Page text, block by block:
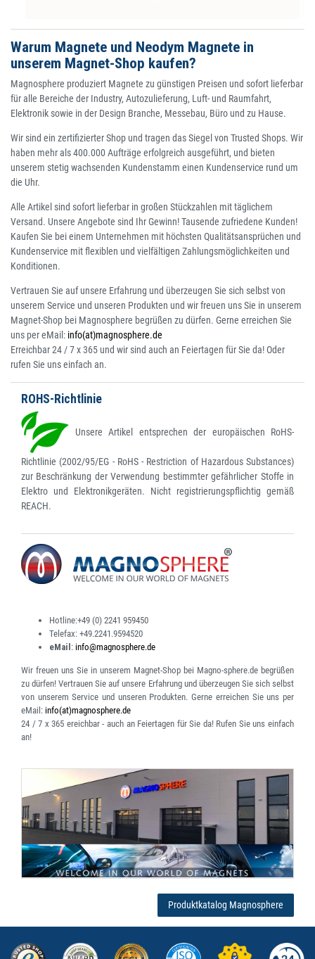
Warum Magnete und Neodym Magnete in
unserem Magnet-Shop kaufen?
Magnosphere produziert Magnete zu günstigen Preisen und sofort lieferbar
für alle Bereiche der Industry, Autozulieferung, Luft- und Raumfahrt,
Elektronik sowie in der Design Branche, Messebau, Büro und zu Hause.
Wir sind ein zertifizierter Shop und tragen das Siegel von Trusted Shops. Wir
haben mehr als 400.000 Aufträge erfolgreich ausgeführt, und bieten
unserem stetig wachsenden Kundenstamm einen Kundenservice rund um
die Uhr.
Alle Artikel sind sofort lieferbar in großen Stückzahlen mit täglichem
Versand. Unsere Angebote sind Ihr Gewinn! Tausende zufriedene Kunden!
Kaufen Sie bei einem Unternehmen mit höchsten Qualitätsansprüchen und
Kundenservice mit flexiblen und vielfältigen Zahlungsmöglichkeiten und
Konditionen.
Vertrauen Sie auf unsere Erfahrung und überzeugen Sie sich selbst von
unserem Service und unseren Produkten und wir freuen uns Sie in unserem
Magnet-Shop bei Magnosphere begrüßen zu dürfen. Gerne erreichen Sie
uns per eMail: info(at)magnosphere.de
Erreichbar 24 / 7 x 365 und wir sind auch an Feiertagen für Sie da! Oder
rufen Sie uns einfach an.
ROHS-Richtlinie
Unsere Artikel entsprechen der europäischen RoHS-
Richtlinie (2002/95/EG - RoHS - Restriction of Hazardous Substances)
zur Beschränkung der Verwendung bestimmter gefährlicher Stoffe in
Elektro und Elektronikgeräten. Nicht registrierungspflichtig gemäß
REACH.
Hotline:+49 (0) 2241 959450
Telefax: +49.2241.9594520
eMail : info@magnosphere.de
Wir freuen uns Sie in unserem Magnet-Shop bei Magno-sphere.de begrüßen
zu dürfen! Vertrauen Sie auf unsere Erfahrung und überzeugen Sie sich selbst
von unserem Service und unseren Produkten. Gerne erreichen Sie uns per
eMail: info(at)magnosphere.de
24 / 7 x 365 ereichbar- auch an Feiertagen für Sie da! Rufen Sie uns einfach
an!
Produktkatalog Magnosphere